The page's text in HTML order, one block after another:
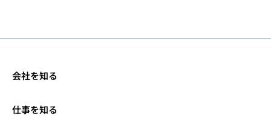
会社を知る
仕事を知る